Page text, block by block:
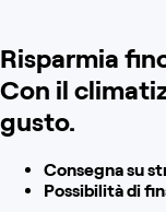
Risparmia
Con il
gusto.
Consegna su
Possibilità di